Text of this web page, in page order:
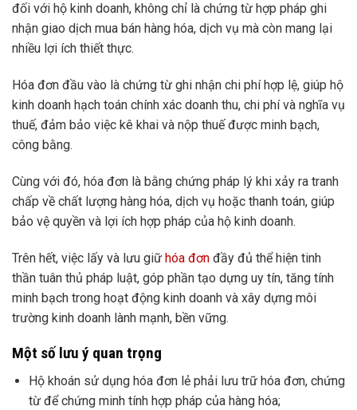
đối với hộ kinh doanh, không chỉ là chứng từ hợp pháp ghi
nhận giao dịch mua bán hàng hóa, dịch vụ mà còn mang lại
nhiều lợi ích thiết thực.
Hóa đơn đầu vào là chứng từ ghi nhận chi phí hợp lệ, giúp hộ
kinh doanh hạch toán chính xác doanh thu, chi phí và nghĩa vụ
thuế, đảm bảo việc kê khai và nộp thuế được minh bạch,
công bằng.
Cùng với đó, hóa đơn là bằng chứng pháp lý khi xảy ra tranh
chấp về chất lượng hàng hóa, dịch vụ hoặc thanh toán, giúp
bảo vệ quyền và lợi ích hợp pháp của hộ kinh doanh.
Trên hết, việc lấy và lưu giữ hóa đơn đầy đủ thể hiện tinh
thần tuân thủ pháp luật, góp phần tạo dựng uy tín, tăng tính
minh bạch trong hoạt động kinh doanh và xây dựng môi
trường kinh doanh lành mạnh, bền vững.
Một số lưu ý quan trọng
Hộ khoán sử dụng hóa đơn lẻ phải lưu trữ hóa đơn, chứng
từ để chứng minh tính hợp pháp của hàng hóa;